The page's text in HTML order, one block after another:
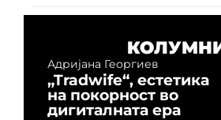
Адријана Георгиев
„Tradwife“, естетика
на покорност во
дигиталната ера